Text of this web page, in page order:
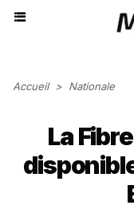
Accueil > Nationale
La